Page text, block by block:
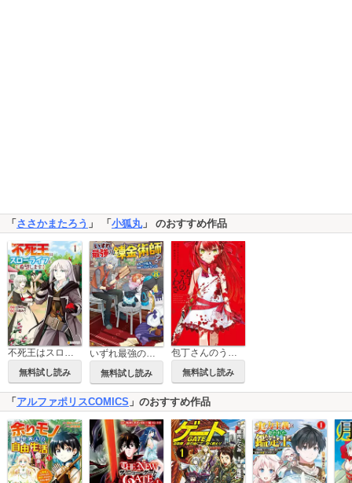
「ささかまたろう 」 「小狐丸」 のおすすめ作品
不死王はスローライフを希望します
無料試し読み 無料試し読み
包丁さんのうわさ 血ニ染マル学舎
無料試し読み
「アルファポリスCOMICS 」のおすすめ作品